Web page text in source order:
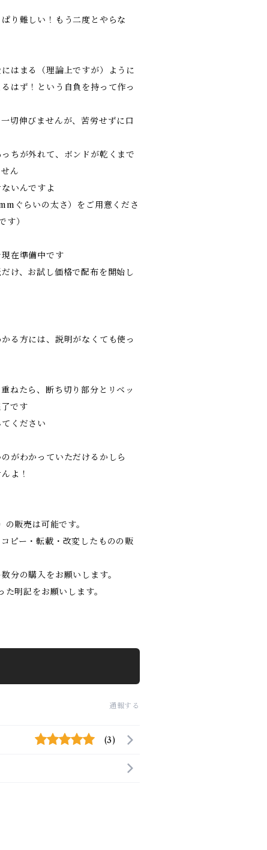
り難しい！もう二度とやらな
はまる（理論上ですが）ように
はず！という自負を持って作っ
切伸びませんが、苦労せずに口
ちが外れて、ボンドが乾くまで
ん
いんですよ
ぐらいの太さ）をご用意くださ
す）
在準備中です
け、お試し価格で配布を開始し
る方には、説明がなくても使っ
ねたら、断ち切り部分とリベッ
です
ください
がわかっていただけるかしら
よ！
販売は可能です。
ピー・転載・改変したものの販
分の購入をお願いします。
明記をお願いします。
通報する
(3)